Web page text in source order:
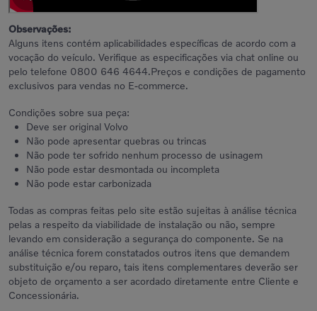
Observações:
Alguns itens contém aplicabilidades específicas de acordo com a
vocação do veículo. Verifique as especificações via chat online ou
pelo telefone 0800 646 4644.Preços e condições de pagamento
exclusivos para vendas no E-commerce.
Condições sobre sua peça:
Deve ser original Volvo
Não pode apresentar quebras ou trincas
Não pode ter sofrido nenhum processo de usinagem
Não pode estar desmontada ou incompleta
Não pode estar carbonizada
Todas as compras feitas pelo site estão sujeitas à análise técnica
pelas a respeito da viabilidade de instalação ou não, sempre
levando em consideração a segurança do componente. Se na
análise técnica forem constatados outros itens que demandem
substituição e/ou reparo, tais itens complementares deverão ser
objeto de orçamento a ser acordado diretamente entre Cliente e
Concessionária.